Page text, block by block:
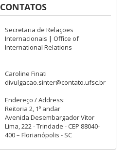
CONTATOS
Secretaria de Relações
Internacionais | Office of
International Relations
Caroline Finati
divulgacao.sinter@contato.ufsc.br
Endereço / Address:
Reitoria 2, 1º andar
Avenida Desembargador Vitor
Lima, 222 - Trindade - CEP 88040-
400 – Florianópolis - SC